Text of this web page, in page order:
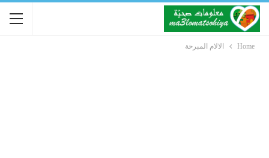
Home الالام المبرحة